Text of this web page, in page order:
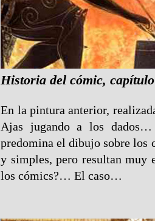
Historia del cómic,
En la pintura anterior,
Ajas jugando a los
predomina el dibujo sobre los
y simples, pero resultan muy
los cómics?… El caso…